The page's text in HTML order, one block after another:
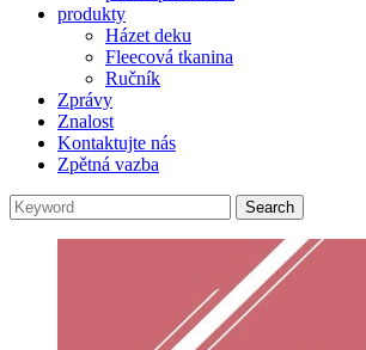
produkty
Házet deku
Fleecová tkanina
Ručník
Zprávy
Znalost
Kontaktujte nás
Zpětná vazba